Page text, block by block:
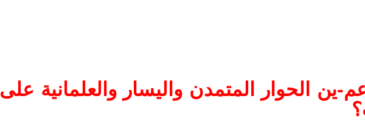
ين الحوار المتمدن واليسار والعلمانية على